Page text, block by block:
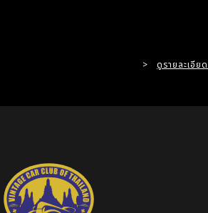
> ดูรายละเอียด